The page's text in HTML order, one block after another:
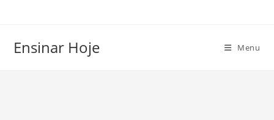
conteúdo
Ensinar Hoje Menu